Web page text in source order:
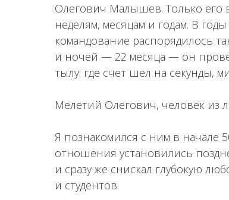
Олегович Малышев. Только его
неделям, месяцам и годам. В
командование распорядилось
и ночей — 22 месяца — он
тылу: где счет шел на секунды,
Мелетий Олегович, человек из
Я познакомился с ним в начале
отношения установились
и сразу же снискал глубокую
и студентов.